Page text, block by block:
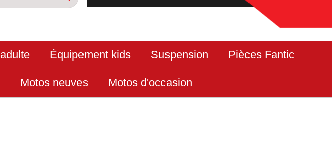
Équipement kids Suspension Pièces Fantic
Motos neuves Motos d'occasion